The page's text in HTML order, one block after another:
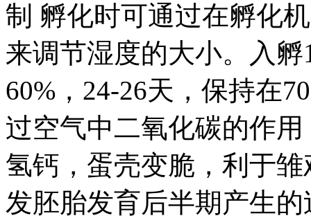
制 孵化时可通过在孵化
来调节湿度的大小。入
60%，24-26天，保持在
过空气中二氧化碳的作
氢钙，蛋壳变脆，利于
发胚胎发育后半期产生